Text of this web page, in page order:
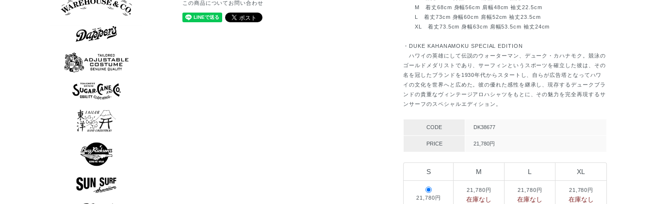
この商品についてお問い合わせ
M 着丈68cm 身幅56cm 肩幅48cm 袖丈22.5cm
L 着丈73cm 身幅60cm 肩幅52cm 袖丈23.5cm
XL 着丈73.5cm 身幅63cm 肩幅53.5cm 袖丈24cm
・DUKE KAHANAMOKU SPECIAL EDITION
ハワイの英雄にして伝説のウォーターマン、デューク・カハナモク。競泳の
ゴールドメダリストであり、サーフィンというスポーツを確立した彼は、その
名を冠したブランドを1930年代からスタートし、自らが広告塔となってハワ
イの文化を世界へと広めた。彼の優れた感性を継承し、現存するデュークブラ
ンドの貴重なヴィンテージアロハシャツをもとに、その魅力を完全再現するサ
ンサーフのスペシャルエディション。
CODE DK38677
PRICE 21,780円
S M L XL
21,780円
21,780円
在庫なし
21,780円
在庫なし
21,780円
在庫なし
7分袖Tシャツ
アロハシャツ
ボウリングシャツ
ベスト
帽子
パンツ
ポロシャツ
半袖シャツ
長袖シャツ
グッズ
ニット
アウター
半袖シャツ
長袖シャツ
スウェット
アウター
Tシャツ
ロンT
スカシャツ
スカジャン
Tシャツ
ロンT
半袖シャツ
長袖シャツ
スウェット
アウター
パンツ
シューズ
帽子
グッズ